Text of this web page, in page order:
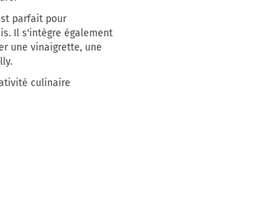
parfait pour
Il s'intègre également
une vinaigrette, une
culinaire